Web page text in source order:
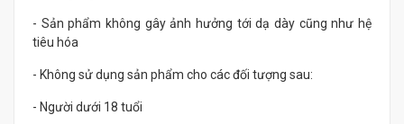
- Sản phẩm không gây ảnh hưởng tới dạ dày cũng như hệ
tiêu hóa
- Không sử dụng sản phẩm cho các đối tượng sau:
- Người dưới 18 tuổi